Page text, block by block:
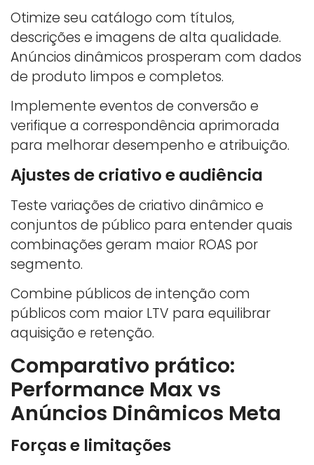
Otimize seu catálogo com títulos,
descrições e imagens de alta qualidade.
Anúncios dinâmicos prosperam com dados
de produto limpos e completos.
Implemente eventos de conversão e
verifique a correspondência aprimorada
para melhorar desempenho e atribuição.
Ajustes de criativo e audiência
Teste variações de criativo dinâmico e
conjuntos de público para entender quais
combinações geram maior ROAS por
segmento.
Combine públicos de intenção com
públicos com maior LTV para equilibrar
aquisição e retenção.
Comparativo prático:
Performance Max vs
Anúncios Dinâmicos Meta
Forças e limitações